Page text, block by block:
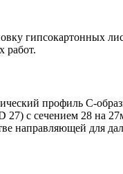
гипсокартонных
работ.
профиль С-
с сечением 28 на
направляющей для